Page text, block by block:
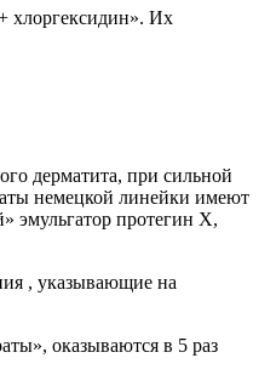
хлоргексидин». Их
дерматита, при сильной
немецкой линейки имеют
эмульгатор протегин X,
, указывающие на
оказываются в 5 раз